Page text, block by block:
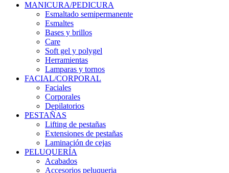
MANICURA/PEDICURA
Esmaltado semipermanente
Esmaltes
Bases y brillos
Care
Soft gel y polygel
Herramientas
Lamparas y tornos
FACIAL/CORPORAL
Faciales
Corporales
Depilatorios
PESTAÑAS
Lifting de pestañas
Extensiones de pestañas
Laminación de cejas
PELUQUERÍA
Acabados
Accesorios peluqueria